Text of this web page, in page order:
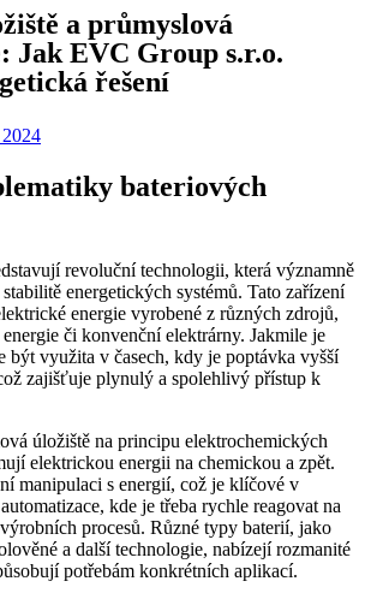
a průmyslová
Jak EVC Group s.r.o.
řešení
2024
bateriových
revoluční technologii, která významně
energetických systémů. Tato zařízení
energie vyrobené z různých zdrojů,
či konvenční elektrárny. Jakmile je
být využita v časech, kdy je poptávka vyšší
zajišťuje plynulý a spolehlivý přístup k
úložiště na principu elektrochemických
elektrickou energii na chemickou a zpět.
manipulaci s energií, což je klíčové v
kde je třeba rychle reagovat na
procesů. Různé typy baterií, jako
a další technologie, nabízejí rozmanité
potřebám konkrétních aplikací.